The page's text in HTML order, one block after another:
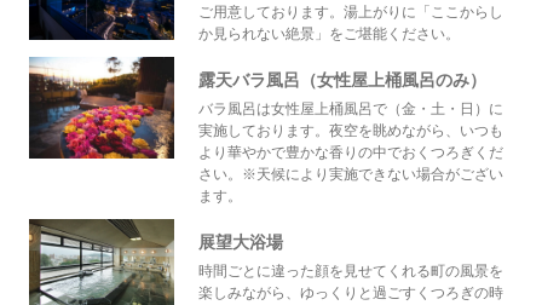
ご用意しております。湯上がりに「ここからし
か見られない絶景」をご堪能ください。
露天バラ風呂（女性屋上桶風呂のみ）
バラ風呂は女性屋上桶風呂で（金・土・日）に
実施しております。夜空を眺めながら、いつも
より華やかで豊かな香りの中でおくつろぎくだ
さい。※天候により実施できない場合がござい
ます。
展望大浴場
時間ごとに違った顔を見せてくれる町の風景を
楽しみながら、ゆっくりと過ごすくつろぎの時